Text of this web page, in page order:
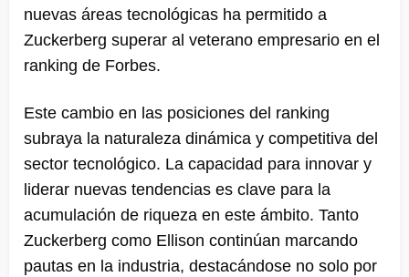
nuevas áreas tecnológicas ha permitido a
Zuckerberg superar al veterano empresario en el
ranking de Forbes.
Este cambio en las posiciones del ranking
subraya la naturaleza dinámica y competitiva del
sector tecnológico. La capacidad para innovar y
liderar nuevas tendencias es clave para la
acumulación de riqueza en este ámbito. Tanto
Zuckerberg como Ellison continúan marcando
pautas en la industria, destacándose no solo por